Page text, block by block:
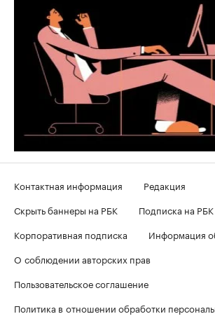
Контактная информация
Редакция
Скрыть баннеры на РБК
Подписка на РБК
Корпоративная подписка
Информация
О соблюдении авторских прав
Пользовательское соглашение
Политика в отношении обработки